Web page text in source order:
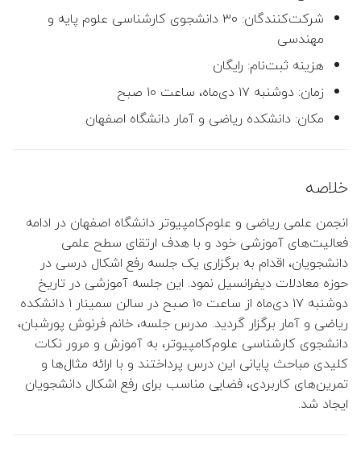
👤 افشین پرورده
👤 فاطمه خسروی (معاون
👤 فرخنده السادات سجادی
(معاون پژوهشی و
تکمیلی)
👤 مجید فخار
👤 فهیمه طورانی فرانی
شرکت‌کنندگان: ۳۰ دانشجوی کارشناسی علوم پایه و
مهندسی
هزینه ثبت‌نام: رایگان
زمان: دوشنبه ۱۷ دی‌ماه، ساعت ۱۰ صبح
مکان: دانشکده ریاضی و آمار دانشگاه اصفهان
خلاصه
انجمن علمی ریاضی و علوم‌کامپیوتر دانشگاه اصفهان در ادامه
فعالیت‌های آموزشی خود و با هدف ارتقای سطح علمی
دانشجویان، اقدام به برگزاری یک جلسه رفع اشکال درسی در
حوزه معادلات دیفرانسیل نمود. این جلسه آموزشی در تاریخ
دوشنبه ۱۷ دی‌ماه از ساعت ۱۰ صبح در سالن سمینار ۱ دانشکده
ریاضی و آمار برگزار گردید. مدرس جلسه، خانم فرنوش پورشبان،
دانشجوی کارشناسی علوم‌کامپیوتر، به آموزش و مرور نکات
کلیدی مباحث پایانی این درس پرداختند و با ارائه مثال‌ها و
تمرین‌های کاربردی، فضایی مناسب برای رفع اشکال دانشجویان
ایجاد شد.